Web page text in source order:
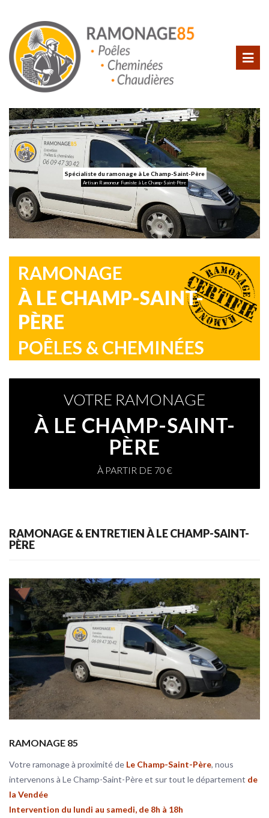
Spécialiste du ramonage à Le Champ-Saint-Père
Artisan Ramoneur Fumiste à Le Champ-Saint-Père
RAMONAGE
À LE CHAMP-SAINT-
PÈRE
POÊLES & CHEMINÉES
VOTRE RAMONAGE
À LE CHAMP-SAINT-
PÈRE
À PARTIR DE 70 €
RAMONAGE & ENTRETIEN À LE CHAMP-SAINT-
PÈRE
RAMONAGE 85
Votre ramonage à proximité de Le Champ-Saint-Père, nous
intervenons à Le Champ-Saint-Père et sur tout le département de
la Vendée
Intervention du lundi au samedi, de 8h à 18h